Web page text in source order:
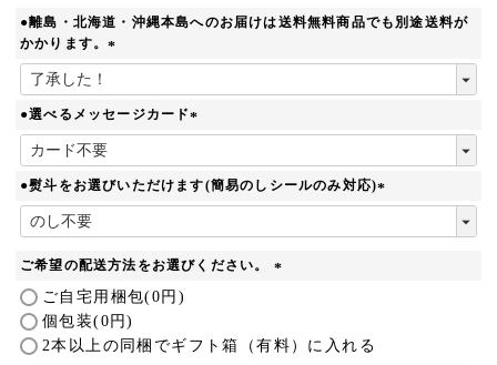
●離島・北海道・沖縄本島へのお届けは送料無料商品でも別途送料が
かかります。
必
須
)
●選べるメッセージカード
必
須
)
●熨斗をお選びいただけます(簡易のしシールのみ対応)
必
ご希望の配送方法をお選びください。
須
)
ご自宅用梱包(0円)
個包装(0円)
2本以上の同梱でギフト箱（有料）に入れる